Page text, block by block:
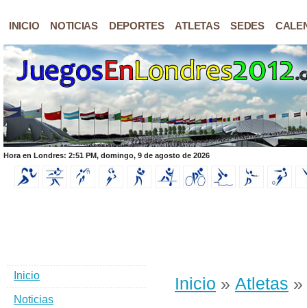
INICIO NOTICIAS DEPORTES ATLETAS SEDES
Hora en Londres: 2:51 PM, domingo, 9 de agosto de 2026
Inicio » Atletas »
Inicio
Noticias